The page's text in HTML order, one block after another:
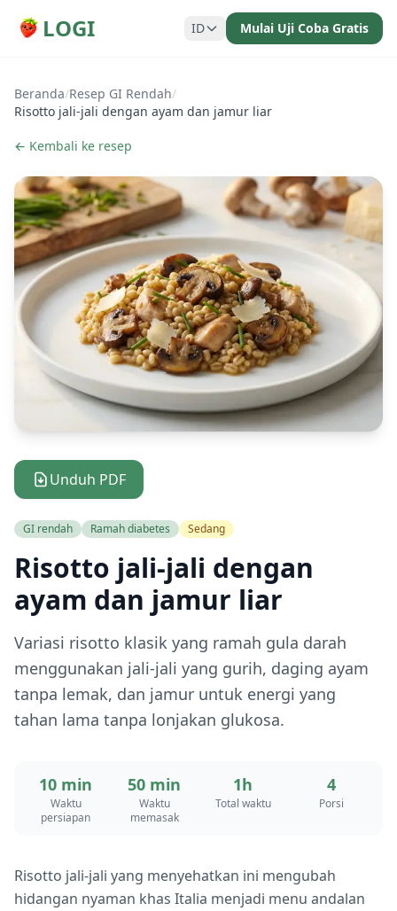
LOGI ID Mulai Uji Coba Gratis
Beranda/Resep GI Rendah/
Risotto jali-jali dengan ayam dan jamur liar
← Kembali ke resep
Unduh PDF
GI rendah Ramah diabetes Sedang
Risotto jali-jali dengan
ayam dan jamur liar
Variasi risotto klasik yang ramah gula darah
menggunakan jali-jali yang gurih, daging ayam
tanpa lemak, dan jamur untuk energi yang
tahan lama tanpa lonjakan glukosa.
10 min
Waktu
persiapan
50 min
Waktu
memasak
1h
Total waktu
4
Porsi
Risotto jali-jali yang menyehatkan ini mengubah
hidangan nyaman khas Italia menjadi menu andalan